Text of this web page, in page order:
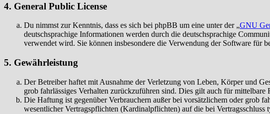
4. General Public License
Du nimmst zur Kenntnis, dass es sich bei phpBB um eine unter der „GNU
deutschsprachige Informationen werden durch die deutschsprachige
verwendet wird. Sie können insbesondere die Verwendung der Software für
5. Gewährleistung
Der Betreiber haftet mit Ausnahme der Verletzung von Leben, Körper und
grob fahrlässiges Verhalten zurückzuführen sind. Dies gilt auch für mittelbare
Die Haftung ist gegenüber Verbrauchern außer bei vorsätzlichem oder grob
wesentlicher Vertragspflichten (Kardinalpflichten) auf die bei